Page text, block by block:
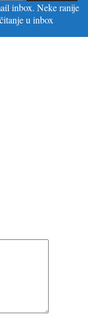
inbox. Neke ranije
u inbox